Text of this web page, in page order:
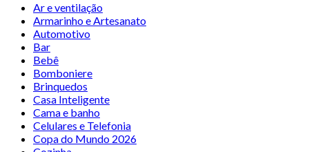
Ar e ventilação
Armarinho e Artesanato
Automotivo
Bar
Bebê
Bomboniere
Brinquedos
Casa Inteligente
Cama e banho
Celulares e Telefonia
Copa do Mundo 2026